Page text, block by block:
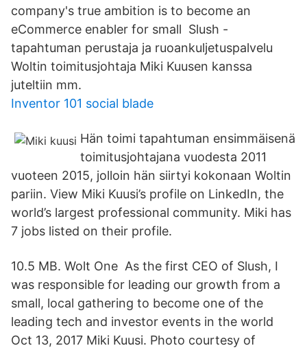
company's true ambition is to become an
eCommerce enabler for small Slush -
tapahtuman perustaja ja ruoankuljetuspalvelu
Woltin toimitusjohtaja Miki Kuusen kanssa
juteltiin mm.
Inventor 101 social blade
Hän toimi tapahtuman ensimmäisenä
toimitusjohtajana vuodesta 2011
vuoteen 2015, jolloin hän siirtyi kokonaan Woltin
pariin. View Miki Kuusi’s profile on LinkedIn, the
world’s largest professional community. Miki has
7 jobs listed on their profile.
10.5 MB. Wolt One As the first CEO of Slush, I
was responsible for leading our growth from a
small, local gathering to become one of the
leading tech and investor events in the world
Oct 13, 2017 Miki Kuusi. Photo courtesy of